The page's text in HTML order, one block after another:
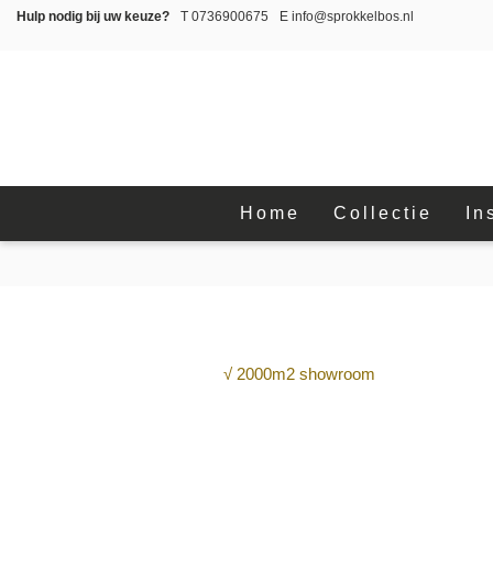
Hulp nodig bij uw keuze? T 0736900675 E info@sprokkelbos.nl
Home Collectie
√ 2000m2 showroom